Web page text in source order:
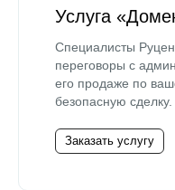
Услуга
Специалисты
переговоры с
его продаже по
безопасную сделку.
Заказать услугу